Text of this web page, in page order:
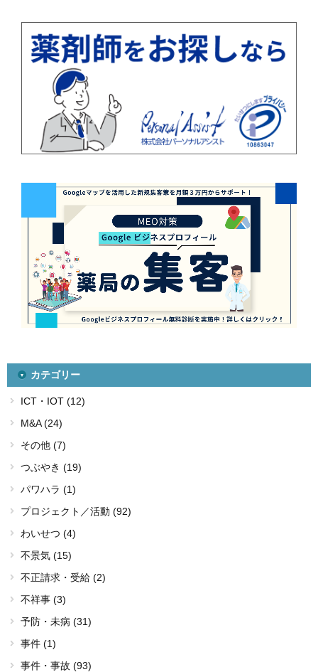
カテゴリー
ICT・IOT (12)
M&A (24)
その他 (7)
つぶやき (19)
パワハラ (1)
プロジェクト／活動 (92)
わいせつ (4)
不景気 (15)
不正請求・受給 (2)
不祥事 (3)
予防・未病 (31)
事件 (1)
事件・事故 (93)